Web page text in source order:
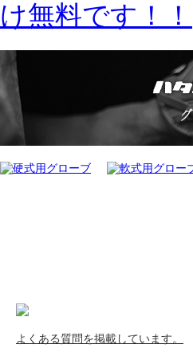
よくある質問を掲載しています。